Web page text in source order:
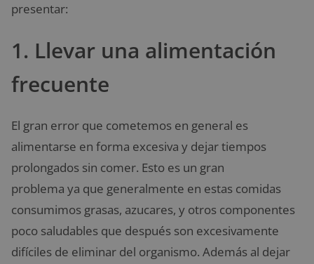
presentar:
1. Llevar una alimentación
frecuente
El gran error que cometemos en general es
alimentarse en forma excesiva y dejar tiempos
prolongados sin comer. Esto es un gran
problema ya que generalmente en estas comidas
consumimos grasas, azucares, y otros componentes
poco saludables que después son excesivamente
difíciles de eliminar del organismo. Además al dejar